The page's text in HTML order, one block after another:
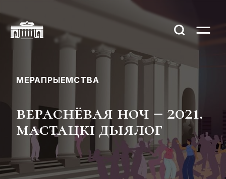
МЕРАПРЫЕМСТВА
вераснёвая ноч – 2021.
мастацкі дыялог